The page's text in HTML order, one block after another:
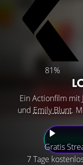
81%
Ein Actionfilm mit
und Emily Blunt.
Gratis
7 Tage